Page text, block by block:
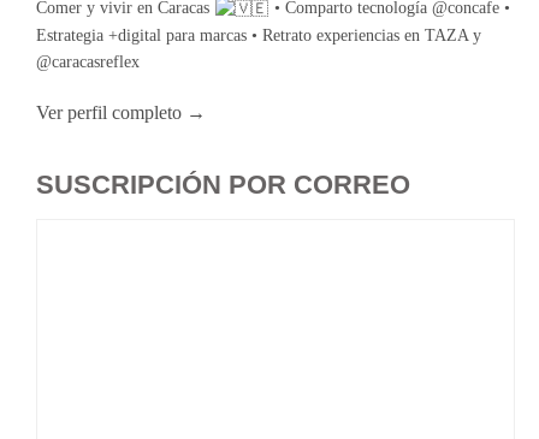
Comer y vivir en Caracas
• Comparto tecnología @concafe •
Estrategia +digital para marcas • Retrato experiencias en TAZA y
@caracasreflex
Ver perfil completo →
SUSCRIPCIÓN POR CORREO